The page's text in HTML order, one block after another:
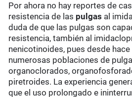
Por ahora no hay reportes de
resistencia de las pulgas al
duda de que las pulgas son
resistencia, también al
nenicotinoides, pues desde
numerosas poblaciones de
organoclorados,
piretroides. La experiencia
que el uso prolongado e